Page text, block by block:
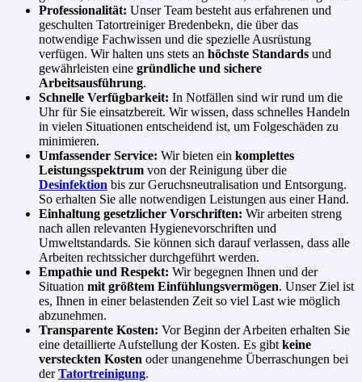
Professionalität: Unser Team besteht aus erfahrenen und
geschulten Tatortreiniger Bredenbekn, die über das
notwendige Fachwissen und die spezielle Ausrüstung
verfügen. Wir halten uns stets an höchste Standards und
gewährleisten eine gründliche und sichere
Arbeitsausführung.
Schnelle Verfügbarkeit: In Notfällen sind wir rund um die
Uhr für Sie einsatzbereit. Wir wissen, dass schnelles Handeln
in vielen Situationen entscheidend ist, um Folgeschäden zu
minimieren.
Umfassender Service: Wir bieten ein komplettes
Leistungsspektrum von der Reinigung über die
Desinfektion bis zur Geruchsneutralisation und Entsorgung.
So erhalten Sie alle notwendigen Leistungen aus einer Hand.
Einhaltung gesetzlicher Vorschriften: Wir arbeiten streng
nach allen relevanten Hygienevorschriften und
Umweltstandards. Sie können sich darauf verlassen, dass alle
Arbeiten rechtssicher durchgeführt werden.
Empathie und Respekt: Wir begegnen Ihnen und der
Situation mit größtem Einfühlungsvermögen. Unser Ziel ist
es, Ihnen in einer belastenden Zeit so viel Last wie möglich
abzunehmen.
Transparente Kosten: Vor Beginn der Arbeiten erhalten Sie
eine detaillierte Aufstellung der Kosten. Es gibt keine
versteckten Kosten oder unangenehme Überraschungen bei
derTatortreinigung.